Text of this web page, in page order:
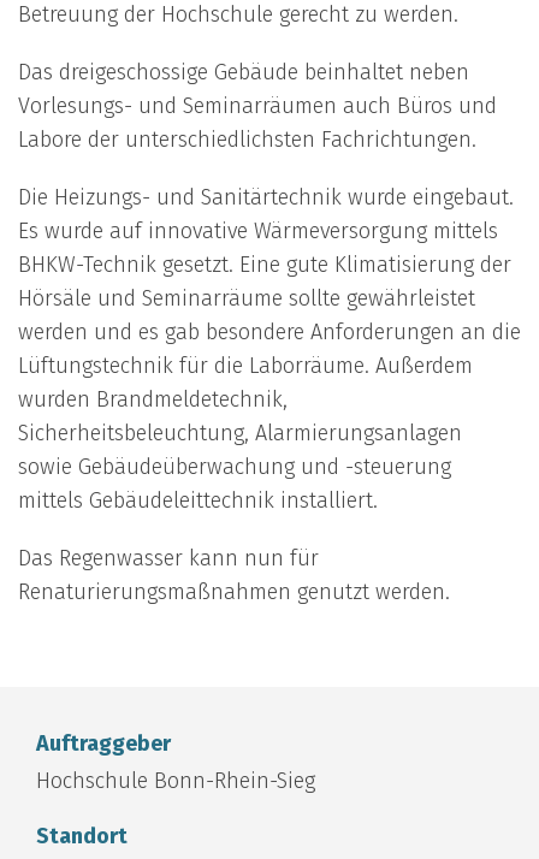
Betreuung der Hochschule gerecht zu werden.
Das dreigeschossige Gebäude beinhaltet neben
Vorlesungs- und Seminar­räumen auch Büros und
Labore der unterschiedlichsten Fachrichtungen.
Die Heizungs- und Sanitärtechnik wurde eingebaut.
Es wurde auf innovative Wärmeversorgung mittels
BHKW-Technik gesetzt. Eine gute Klimatisierung der
Hörsäle und Seminarräume sollte gewährleistet
werden und es gab besondere Anforderungen an die
Lüftungstechnik für die Laborräume. Außerdem
wurden Brandmeldetechnik,
Sicherheitsbeleuchtung, Alarmierungsanlagen
sowie Gebäudeüberwachung und -steuerung
mittels Gebäudeleittechnik installiert.
Das Regenwasser kann nun für
Renaturierungsmaßnahmen genutzt werden.
Auftraggeber
Hochschule Bonn-Rhein-Sieg
Standort